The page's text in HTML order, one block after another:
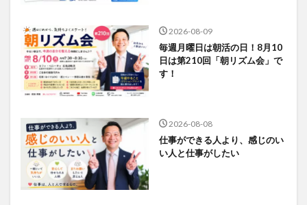
2026-08-09
毎週月曜日は朝活の日！8月10
日は第210回「朝リズム会」で
す！
2026-08-08
仕事ができる人より、感じのい
い人と仕事がしたい